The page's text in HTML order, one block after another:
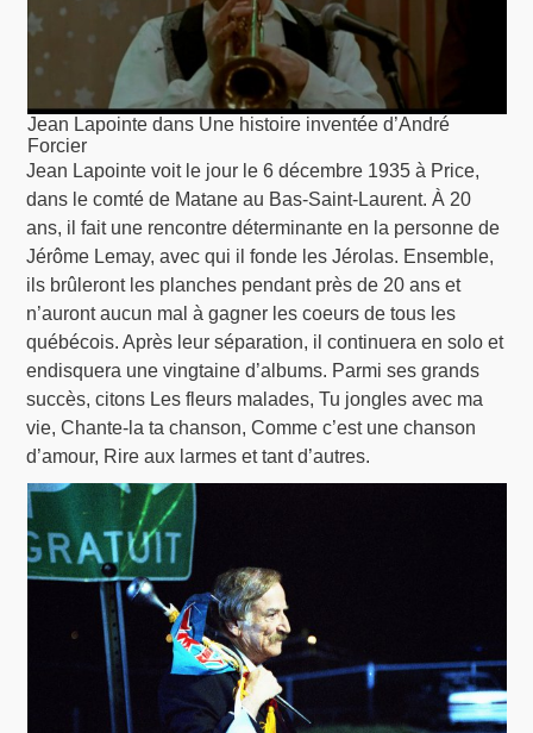
Jean Lapointe dans Une histoire inventée d’André
Forcier
Jean Lapointe voit le jour le 6 décembre 1935 à Price,
dans le comté de Matane au Bas-Saint-Laurent. À 20
ans, il fait une rencontre déterminante en la personne de
Jérôme Lemay, avec qui il fonde les Jérolas. Ensemble,
ils brûleront les planches pendant près de 20 ans et
n’auront aucun mal à gagner les coeurs de tous les
québécois. Après leur séparation, il continuera en solo et
endisquera une vingtaine d’albums. Parmi ses grands
succès, citons Les fleurs malades, Tu jongles avec ma
vie, Chante-la ta chanson, Comme c’est une chanson
d’amour, Rire aux larmes et tant d’autres.